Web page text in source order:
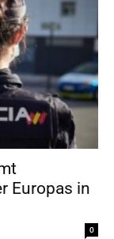
Europas in
0